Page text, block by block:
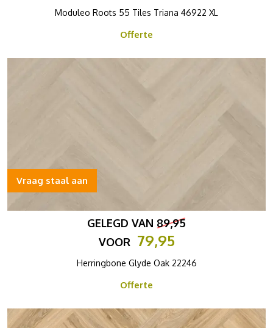
Moduleo Roots 55 Tiles Triana 46922 XL
Offerte
GELEGD VAN 89,95
VOOR 79,95
Herringbone Glyde Oak 22246
Offerte
Vraag staal aan